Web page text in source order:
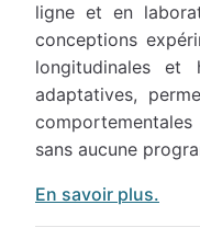
ligne et en
conceptions
longitudinales et
adaptatives,
sans aucune
En savoir plus.